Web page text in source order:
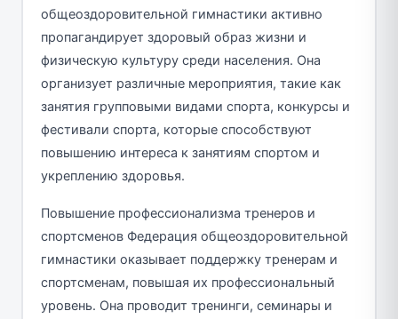
общеоздоровительной гимнастики активно
пропагандирует здоровый образ жизни и
физическую культуру среди населения. Она
организует различные мероприятия, такие как
занятия групповыми видами спорта, конкурсы и
фестивали спорта, которые способствуют
повышению интереса к занятиям спортом и
укреплению здоровья.
Повышение профессионализма тренеров и
спортсменов Федерация общеоздоровительной
гимнастики оказывает поддержку тренерам и
спортсменам, повышая их профессиональный
уровень. Она проводит тренинги, семинары и